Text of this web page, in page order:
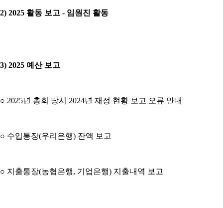
2) 2025 활동 보고 - 임원진 활동
3) 2025 예산 보고
○ 2025년 총회 당시 2024년 재정 현황 보고 오류 안내
○ 수입통장(우리은행) 잔액 보고
○ 지출통장(농협은행, 기업은행) 지출내역 보고